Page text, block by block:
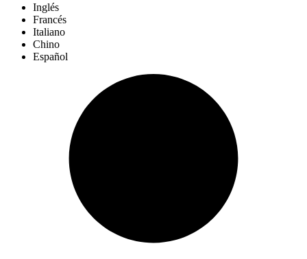
Inglés
Francés
Italiano
Chino
Español